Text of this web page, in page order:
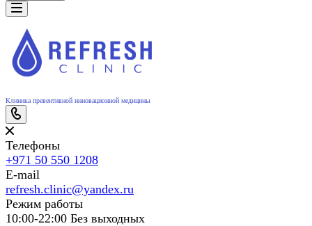
Клиника превентивной инновационной медицины
Телефоны
+971 50 550 1208
E-mail
refresh.clinic@yandex.ru
Режим работы
10:00-22:00 Без выходных